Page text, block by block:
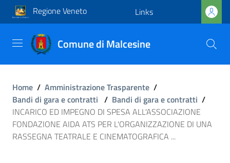
Regione Veneto Links
Comune di Malcesine
Home / Amministrazione Trasparente /
Bandi di gara e contratti / Bandi di gara e contratti /
INCARICO ED IMPEGNO DI SPESA ALL'ASSOCIAZIONE
FONDAZIONE AIDA ATS PER L'ORGANIZZAZIONE DI UNA
RASSEGNA TEATRALE E CINEMATOGRAFICA ...